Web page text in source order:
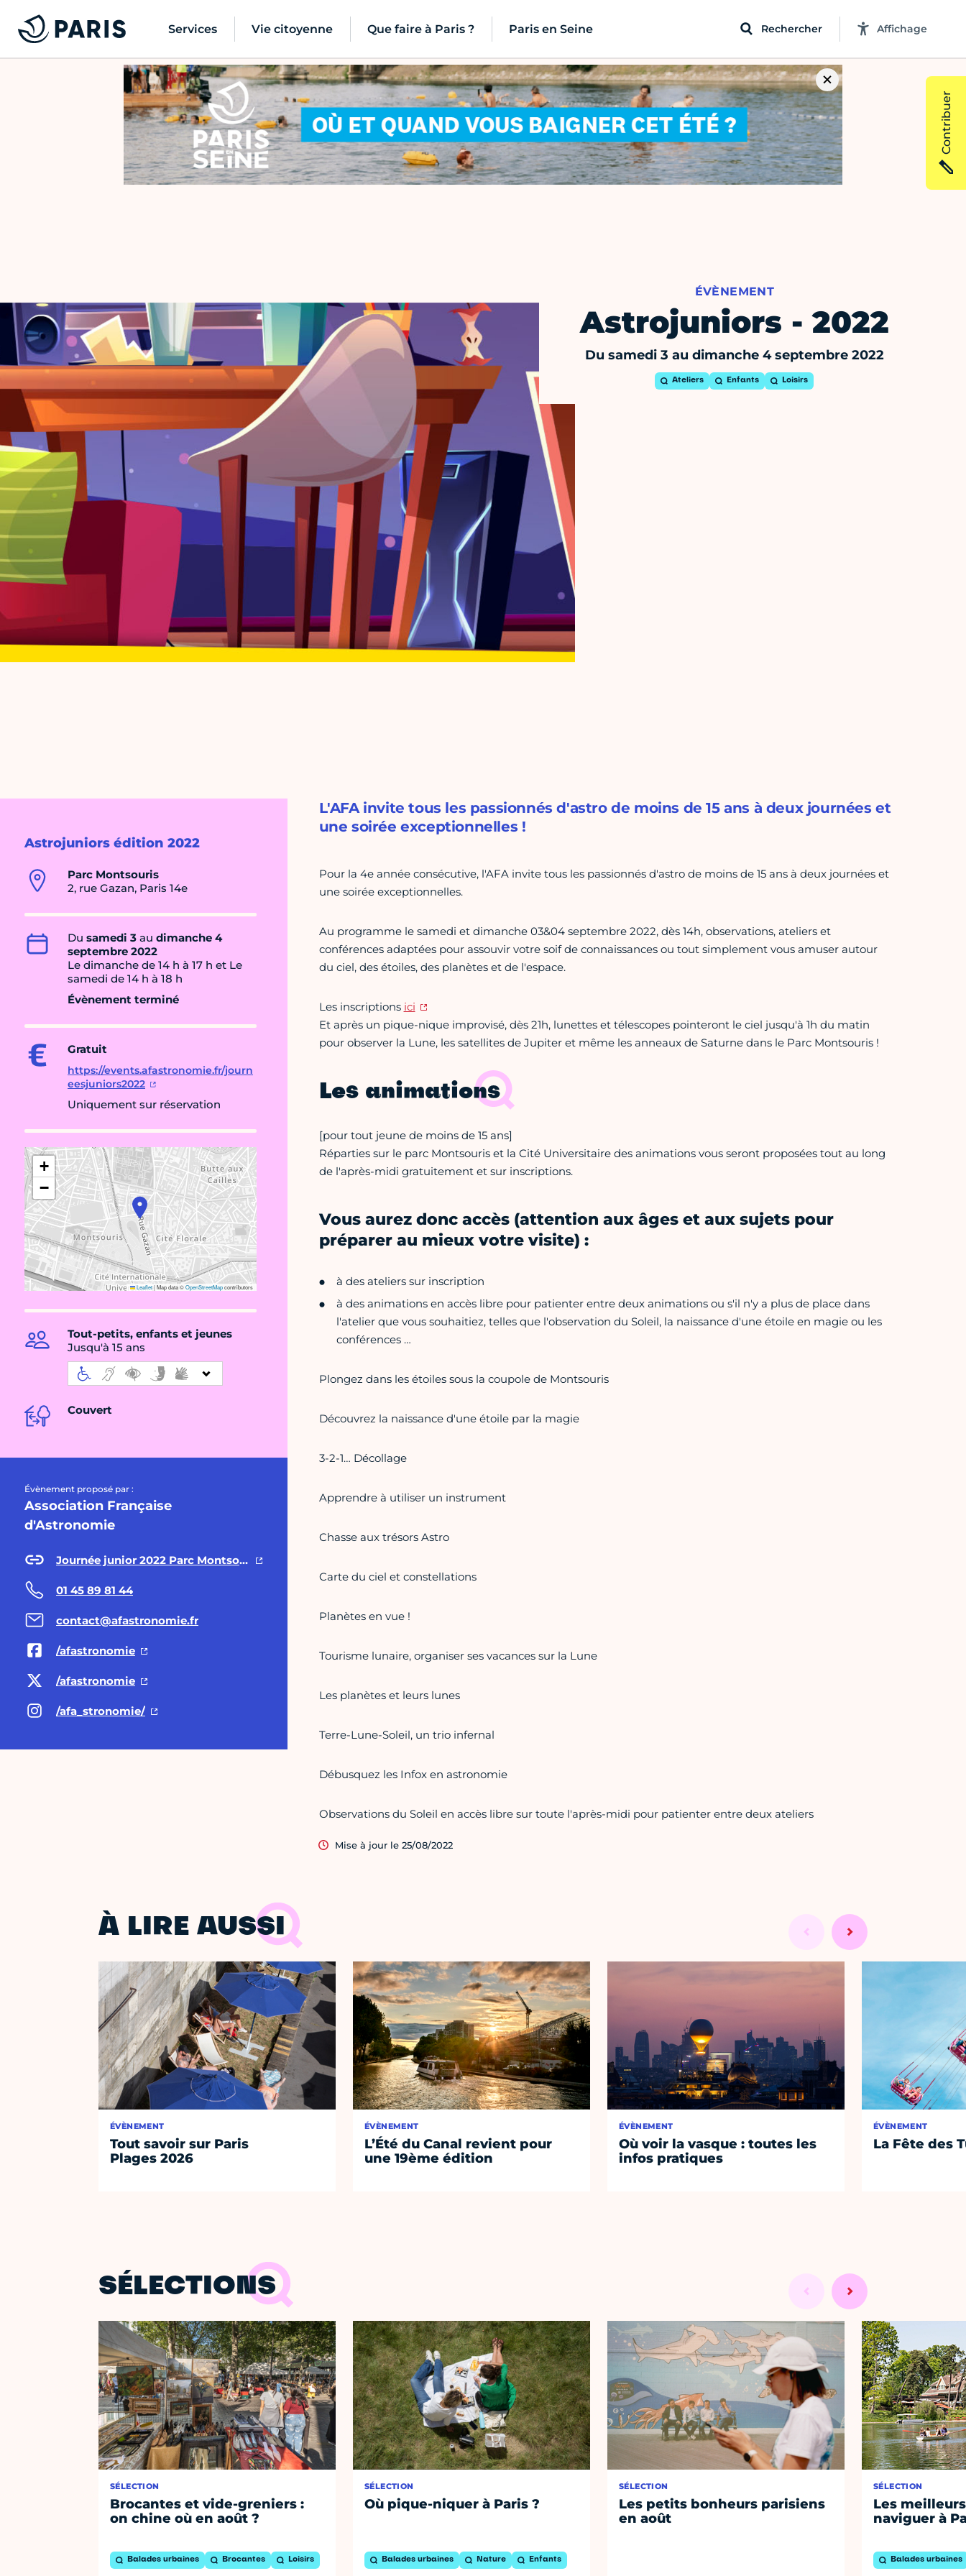
Services Vie citoyenne Que faire à Paris ? Paris en Seine Rechercher Affichage
ÉVÈNEMENT
Astrojuniors - 2022
Du samedi 3 au dimanche 4 septembre 2022
Ateliers Enfants Loisirs
Astrojuniors édition 2022
Parc Montsouris
2, rue Gazan, Paris 14e
Du samedi 3 au dimanche 4
septembre 2022
Le dimanche de 14 h à 17 h et Le
samedi de 14 h à 18 h
Évènement terminé
Gratuit
https://events.afastronomie.fr/journ
eesjuniors2022
Uniquement sur réservation
+
−
Leaflet|Map data ©OpenStreetMapcontributors
Tout-petits, enfants et jeunes
Jusqu'à 15 ans
Couvert
Évènement proposé par :
Association Française
d'Astronomie
Journée junior 2022 Parc Montsouris et Cité Universitaire
01 45 89 81 44
contact@afastronomie.fr
/afastronomie
/afastronomie
/afa_stronomie/
L'AFA invite tous les passionnés d'astro de moins de 15 ans à deux journées et
une soirée exceptionnelles !
Pour la 4e année consécutive, l'AFA invite tous les passionnés d'astro de moins de 15 ans à deux journées et
une soirée exceptionnelles.
Au programme le samedi et dimanche 03&04 septembre 2022, dès 14h, observations, ateliers et
conférences adaptées pour assouvir votre soif de connaissances ou tout simplement vous amuser autour
du ciel, des étoiles, des planètes et de l'espace.
Les inscriptions ici
Et après un pique-nique improvisé, dès 21h, lunettes et télescopes pointeront le ciel jusqu'à 1h du matin
pour observer la Lune, les satellites de Jupiter et même les anneaux de Saturne dans le Parc Montsouris !
Les animations
[pour tout jeune de moins de 15 ans]
Réparties sur le parc Montsouris et la Cité Universitaire des animations vous seront proposées tout au long
de l'après-midi gratuitement et sur inscriptions.
Vous aurez donc accès (attention aux âges et aux sujets pour
préparer au mieux votre visite) :
à des ateliers sur inscription
à des animations en accès libre pour patienter entre deux animations ou s'il n'y a plus de place dans
l'atelier que vous souhaitiez, telles que l'observation du Soleil, la naissance d'une étoile en magie ou les
conférences …
Plongez dans les étoiles sous la coupole de Montsouris
Découvrez la naissance d'une étoile par la magie
3-2-1… Décollage
Apprendre à utiliser un instrument
Chasse aux trésors Astro
Carte du ciel et constellations
Planètes en vue !
Tourisme lunaire, organiser ses vacances sur la Lune
Les planètes et leurs lunes
Terre-Lune-Soleil, un trio infernal
Débusquez les Infox en astronomie
Observations du Soleil en accès libre sur toute l'après-midi pour patienter entre deux ateliers
Mise à jour le 25/08/2022
À LIRE AUSSI
ÉVÈNEMENT
Tout savoir sur Paris
Plages 2026
ÉVÈNEMENT
L’Été du Canal revient pour
une 19ème édition
ÉVÈNEMENT
Où voir la vasque : toutes les
infos pratiques
ÉVÈNEMENT
La Fête des
SÉLECTIONS
SÉLECTION
Brocantes et vide-greniers :
on chine où en août ?
Balades urbaines Brocantes Loisirs
SÉLECTION
Où pique-niquer à Paris ?
Balades urbaines Nature Enfants
SÉLECTION
Les petits bonheurs parisiens
en août
SÉLECTION
Les
naviguer à
Balades urbaines
Contribuer